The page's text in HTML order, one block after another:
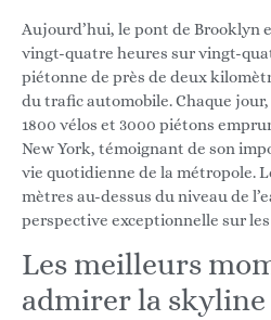
Aujourd’hui, le pont de Brooklyn
vingt-quatre heures sur vingt-
piétonne de près de deux
du trafic automobile. Chaque
1800 vélos et 3000 piétons
New York, témoignant de son
vie quotidienne de la métropole.
mètres au-dessus du niveau de
perspective exceptionnelle sur
Les meilleurs
admirer la